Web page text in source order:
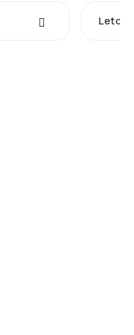
Letovi